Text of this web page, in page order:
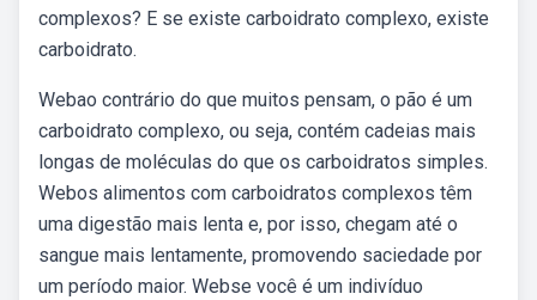
complexos? E se existe carboidrato complexo, existe
carboidrato.
Webao contrário do que muitos pensam, o pão é um
carboidrato complexo, ou seja, contém cadeias mais
longas de moléculas do que os carboidratos simples.
Webos alimentos com carboidratos complexos têm
uma digestão mais lenta e, por isso, chegam até o
sangue mais lentamente, promovendo saciedade por
um período maior. Webse você é um indivíduo